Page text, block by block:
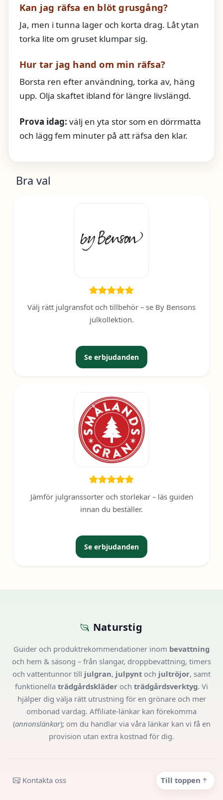
Kan jag räfsa en blöt grusgång?
Ja, men i tunna lager och korta drag. Låt ytan
torka lite om gruset klumpar sig.
Hur tar jag hand om min räfsa?
Borsta ren efter användning, torka av, häng
upp. Olja skaftet ibland för längre livslängd.
Prova idag: välj en yta stor som en dörrmatta
och lägg fem minuter på att räfsa den klar.
Bra val
Välj rätt julgransfot och tillbehör – se By Bensons
julkollektion.
Se erbjudanden
Jämför julgranssorter och storlekar – läs guiden
innan du beställer.
Se erbjudanden
Naturstig
Guider och produktrekommendationer inom bevattning
och hem & säsong – från slangar, droppbevattning, timers
och vattentunnor till julgran, julpynt och jultröjor, samt
funktionella trädgårdskläder och trädgårdsverktyg. Vi
hjälper dig välja rätt utrustning för en grönare och mer
ombonad vardag. Affiliate-länkar kan förekomma
(annonslänkar); om du handlar via våra länkar kan vi få en
provision utan extra kostnad för dig.
Kontakta oss Till toppen